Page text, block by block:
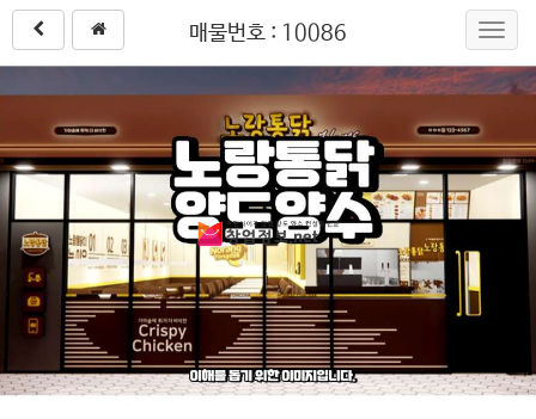
매물번호 : 10086